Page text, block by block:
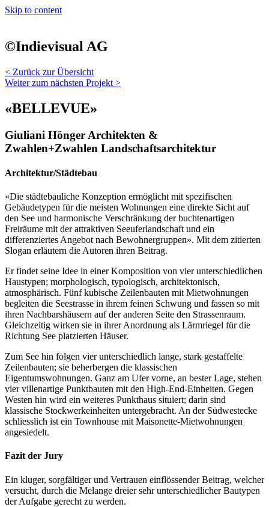
Skip to content
©Indievisual AG
< Zurück zur Übersicht
Weiter zum nächsten Projekt >
«BELLEVUE»
Giuliani Hönger Architekten &
Zwahlen+Zwahlen Landschaftsarchitektur
Architektur/Städtebau
«Die städtebauliche Konzeption ermöglicht mit spezifischen
Gebäudetypen für die meisten Wohnungen eine direkte Sicht auf
den See und harmonische Verschränkung der buchtenartigen
Freiräume mit der attraktiven Seeuferlandschaft und ein
differenziertes Angebot nach Bewohnergruppen». Mit dem zitierten
Slogan erläutern die Autoren ihren Beitrag.
Er findet seine Idee in einer Komposition von vier unterschiedlichen
Haustypen; morphologisch, typologisch, architektonisch,
atmosphärisch. Fünf kubische Zeilenbauten mit Mietwohnungen
begleiten die Seestrasse in ihrem feinen Schwung und fassen so mit
ihren Nachbarshäusern auf der anderen Seite den Strassenraum.
Gleichzeitig wirken sie in ihrer Anordnung als Lärmriegel für die
Richtung See platzierten Häuser.
Zum See hin folgen vier unterschiedlich lange, stark gestaffelte
Zeilenbauten; sie beherbergen die klassischen
Eigentumswohnungen. Ganz am Ufer vorne, an bester Lage, stehen
vier villenartige Punktbauten mit den High-End-Einheiten. Gegen
Westen hin wird ein weiteres Punkthaus situiert; darin sind
klassische Stockwerkeinheiten untergebracht. An der Südwestecke
schliesslich ist ein Townhouse mit Maisonette-Mietwohnungen
angesiedelt.
Fazit der Jury
Ein kluger, sorgfältiger und Vertrauen einflössender Beitrag, welcher
versucht, durch die Melange dreier sehr unterschiedlicher Bautypen
der Aufgabe gerecht zu werden.